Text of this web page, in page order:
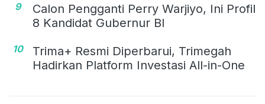
9
Calon Pengganti Perry Warjiyo, Ini Profil
8 Kandidat Gubernur BI
10
Trima+ Resmi Diperbarui, Trimegah
Hadirkan Platform Investasi All-in-One